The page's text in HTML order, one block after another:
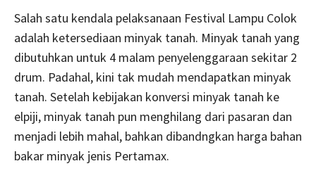
Salah satu kendala pelaksanaan Festival Lampu Colok
adalah ketersediaan minyak tanah. Minyak tanah yang
dibutuhkan untuk 4 malam penyelenggaraan sekitar 2
drum. Padahal, kini tak mudah mendapatkan minyak
tanah. Setelah kebijakan konversi minyak tanah ke
elpiji, minyak tanah pun menghilang dari pasaran dan
menjadi lebih mahal, bahkan dibandngkan harga bahan
bakar minyak jenis Pertamax.